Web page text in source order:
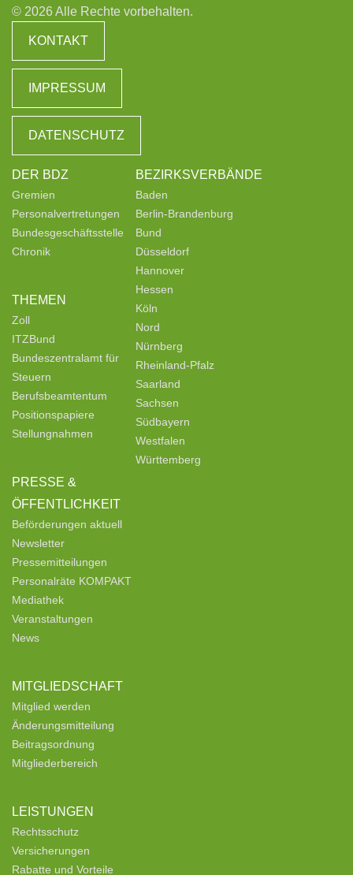
© 2026 Alle Rechte vorbehalten.
KONTAKT
IMPRESSUM
DATENSCHUTZ
DER BDZ
Gremien
Personalvertretungen
Bundesgeschäftsstelle
Chronik
THEMEN
Zoll
ITZBund
Bundeszentralamt für
Steuern
Berufsbeamtentum
Positionspapiere
Stellungnahmen
PRESSE &
ÖFFENTLICHKEIT
Beförderungen aktuell
Newsletter
Pressemitteilungen
Personalräte KOMPAKT
Mediathek
Veranstaltungen
News
MITGLIEDSCHAFT
Mitglied werden
Änderungsmitteilung
Beitragsordnung
Mitgliederbereich
LEISTUNGEN
Rechtsschutz
Versicherungen
Rabatte und Vorteile
BEZIRKSVERBÄNDE
Baden
Berlin-Brandenburg
Bund
Düsseldorf
Hannover
Hessen
Köln
Nord
Nürnberg
Rheinland-Pfalz
Saarland
Sachsen
Südbayern
Westfalen
Württemberg